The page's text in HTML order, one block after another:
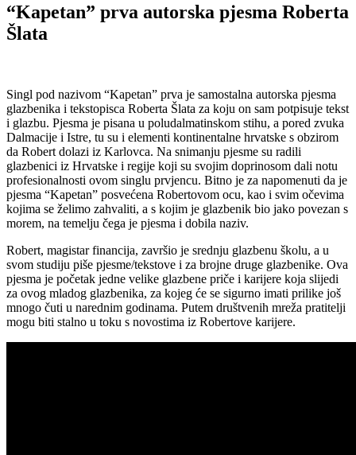
“Kapetan” prva autorska pjesma Roberta
Šlata
Singl pod nazivom “Kapetan” prva je samostalna autorska pjesma
glazbenika i tekstopisca Roberta Šlata za koju on sam potpisuje tekst
i glazbu. Pjesma je pisana u poludalmatinskom stihu, a pored zvuka
Dalmacije i Istre, tu su i elementi kontinentalne hrvatske s obzirom
da Robert dolazi iz Karlovca. Na snimanju pjesme su radili
glazbenici iz Hrvatske i regije koji su svojim doprinosom dali notu
profesionalnosti ovom singlu prvjencu. Bitno je za napomenuti da je
pjesma “Kapetan” posvećena Robertovom ocu, kao i svim očevima
kojima se želimo zahvaliti, a s kojim je glazbenik bio jako povezan s
morem, na temelju čega je pjesma i dobila naziv.
Robert, magistar financija, završio je srednju glazbenu školu, a u
svom studiju piše pjesme/tekstove i za brojne druge glazbenike. Ova
pjesma je početak jedne velike glazbene priče i karijere koja slijedi
za ovog mladog glazbenika, za kojeg će se sigurno imati prilike još
mnogo čuti u narednim godinama. Putem društvenih mreža pratitelji
mogu biti stalno u toku s novostima iz Robertove karijere.